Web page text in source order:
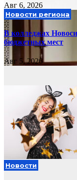
Авг 6, 2026
Новости региона
В колледжах
бюджетных мест
Авг 5, 2026
Новости